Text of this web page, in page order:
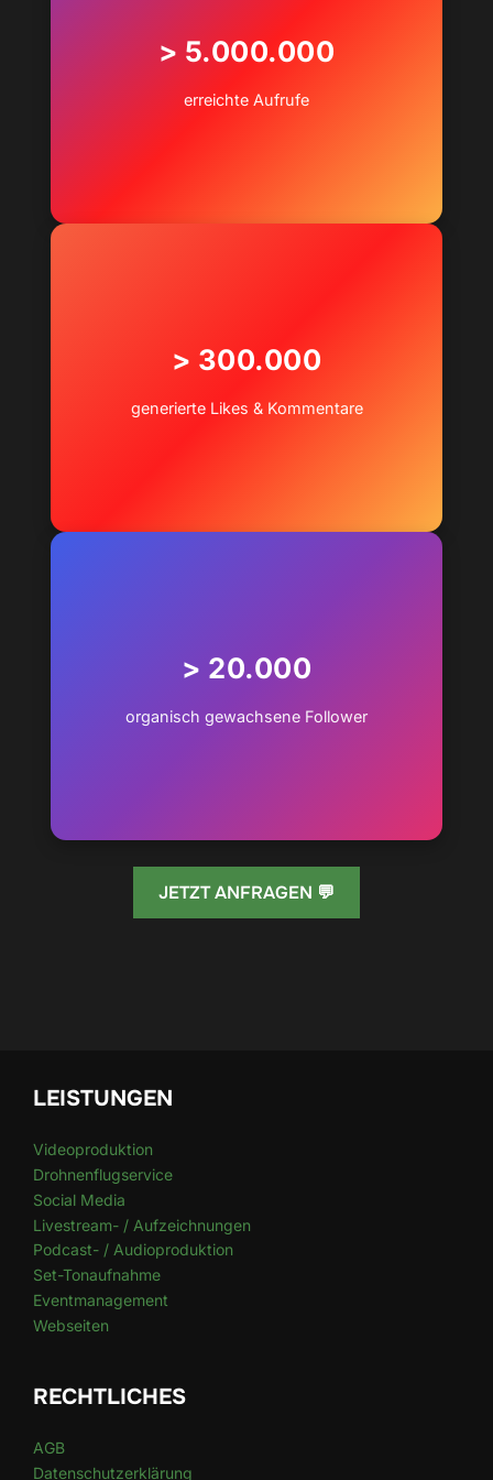
> 5.000.000
erreichte Aufrufe
> 300.000
generierte Likes & Kommentare
> 20.000
organisch gewachsene Follower
JETZT ANFRAGEN 💬
LEISTUNGEN
Videoproduktion
Drohnenflugservice
Social Media
Livestream- / Aufzeichnungen
Podcast- / Audioproduktion
Set-Tonaufnahme
Eventmanagement
Webseiten
RECHTLICHES
AGB
Datenschutzerklärung